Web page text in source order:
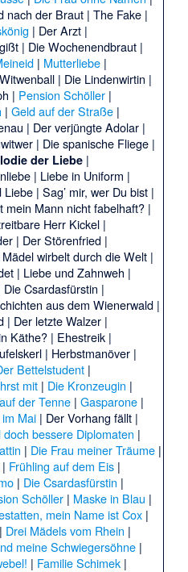
nach der Braut| The Fake|
| Der Arzt |
| Die Wochenendbraut |
| Mutterliebe |
| Die Lindenwirtin |
| Pension Schöller |
| Geld auf der Straße |
| Der verjüngte Adolar|
| Die spanische Fliege|
der Liebe|
| Liebe in Uniform |
Liebe | Sag’ mir, wer Du bist |
mein Mann nicht fabelhaft?|
Herr Kickel |
| Der Störenfried|
wirbelt durch die Welt |
| Liebe und Zahnweh |
Die Csardasfürstin |
aus dem Wienerwald|
| Der letzte Walzer|
Käthe? | Ehestreik |
| Herbstmanöver |
Bettelstudent|
mit | Die Kronzeugin |
der Tenne | Gasparone |
Mai | Der Vorhang fällt |
doch bessere Diplomaten |
| Die Frau meiner Träume|
| Frühling auf dem Eis |
| Die Csardasfürstin |
Schöller | Maske in Blau |
mein Name ist Cox|
Drei Mädels vom Rhein |
meine Schwiegersöhne |
| Familie Schimek |